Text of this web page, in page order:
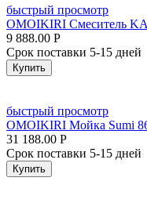
быстрый просмотр
OMOIKIRI Смеситель
9 888.00 Р
Срок поставки 5-15 дней
Купить
быстрый просмотр
OMOIKIRI Мойка Sumi
31 188.00 Р
Срок поставки 5-15 дней
Купить